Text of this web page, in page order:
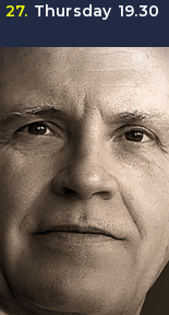
27. Thursday 19.30